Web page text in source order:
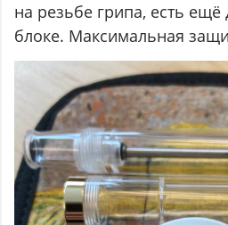
на резьбе грипа, есть
блоке. Максимальная